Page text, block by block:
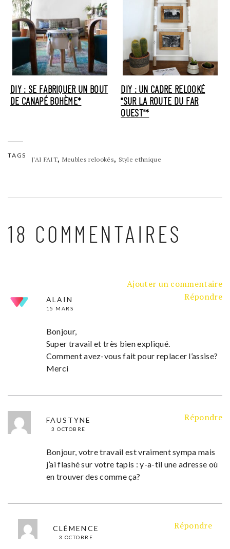
DIY : SE FABRIQUER UN BOUT
DE CANAPÉ BOHÈME*
DIY : UN CADRE RELOOKÉ
"SUR LA ROUTE DU FAR
OUEST"*
TAGS
J'AI FAIT, Meubles relookés, Style ethnique
18 COMMENTAIRES
Ajouter un commentaire
ALAIN
15 MARS
Répondre
Bonjour,
Super travail et très bien expliqué.
Comment avez-vous fait pour replacer l’assise?
Merci
FAUSTYNE
3 OCTOBRE
Répondre
Bonjour, votre travail est vraiment sympa mais
j’ai flashé sur votre tapis : y-a-til une adresse où
en trouver des comme ça?
CLÉMENCE
3 OCTOBRE
Répondre